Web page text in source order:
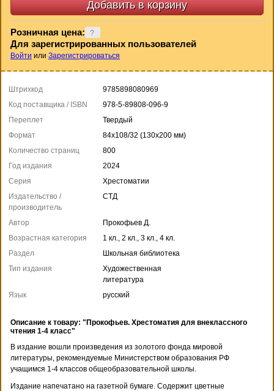
Розничная цена:
Для зарегистрированных пользователей
Войти или Зарегистрироваться
Штрихкод
9785898080969
Код поставщика / ISBN
978-5-89808-096-9
Переплет
Твердый
Формат
84x108/32 (130x200 мм)
Количество страниц
800
Год издания
2024
Серия
Хрестоматии
Издательство /
производитель
СТД
Автор
Прокофьев Д.
Возрастная категория
1 кл., 2 кл., 3 кл., 4 кл.
Раздел
Школьная библиотека
Тип издания
Художественная
литература
Язык
русский
Описание к товару: "Прокофьев. Хрестоматия для внеклассного
чтения 1-4 класс"
В издание вошли произведения из золотого фонда мировой
литературы, рекомендуемые Министерством образования РФ
учащимся 1-4 классов общеобразовательной школы.
Издание напечатано на газетной бумаге. Содержит цветные